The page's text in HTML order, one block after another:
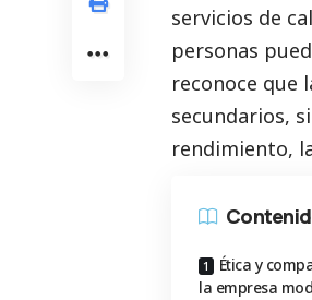
servicios de
personas
reconoce que
secundarios,
rendimiento,
Ética y
la empresa